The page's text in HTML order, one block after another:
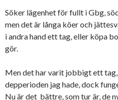
Söker lägenhet för fullt i Gbg,
men det är långa köer och
i andra hand ett tag, eller köpa
gör.
Men det har varit jobbigt ett
depperioden jag hade, dock
Nu är det bättre, som tur är, de